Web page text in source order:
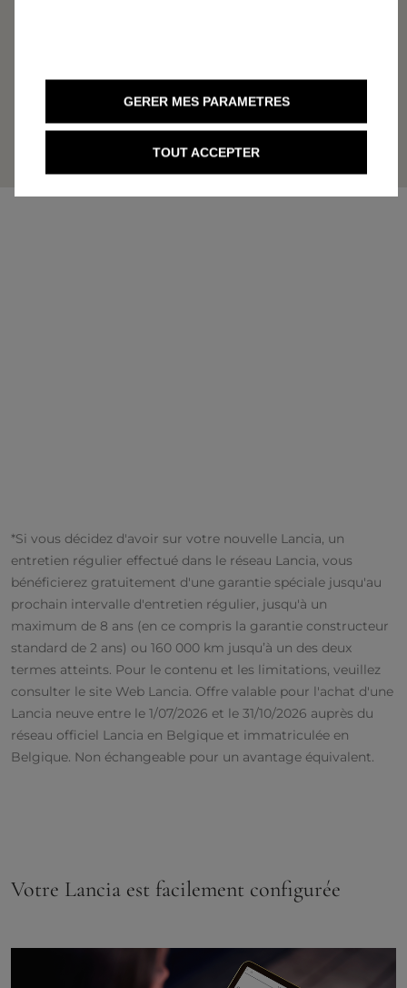
*Si vous décidez d'avoir sur votre nouvelle Lancia, un
entretien régulier effectué dans le réseau Lancia, vous
bénéficierez gratuitement d'une garantie spéciale jusqu'au
prochain intervalle d'entretien régulier, jusqu'à un
maximum de 8 ans (en ce compris la garantie constructeur
standard de 2 ans) ou 160 000 km jusqu’à un des deux
termes atteints. Pour le contenu et les limitations, veuillez
consulter le site Web Lancia. Offre valable pour l'achat d'une
Lancia neuve entre le 1/07/2026 et le 31/10/2026 auprès du
réseau officiel Lancia en Belgique et immatriculée en
Belgique. Non échangeable pour un avantage équivalent.
Votre Lancia est facilement configurée
GERER MES PARAMETRES
TOUT ACCEPTER